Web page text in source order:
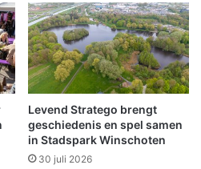
Levend Stratego brengt
geschiedenis en spel samen
in Stadspark Winschoten
30 juli 2026